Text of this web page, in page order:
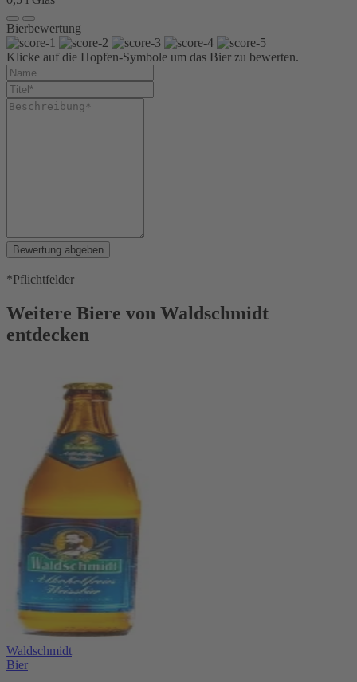
Bierbewertung
Klicke auf die Hopfen-Symbole um das Bier zu bewerten.
Bewertung abgeben
*Pflichtfelder
Weitere Biere von Waldschmidt
entdecken
Waldschmidt
Bier